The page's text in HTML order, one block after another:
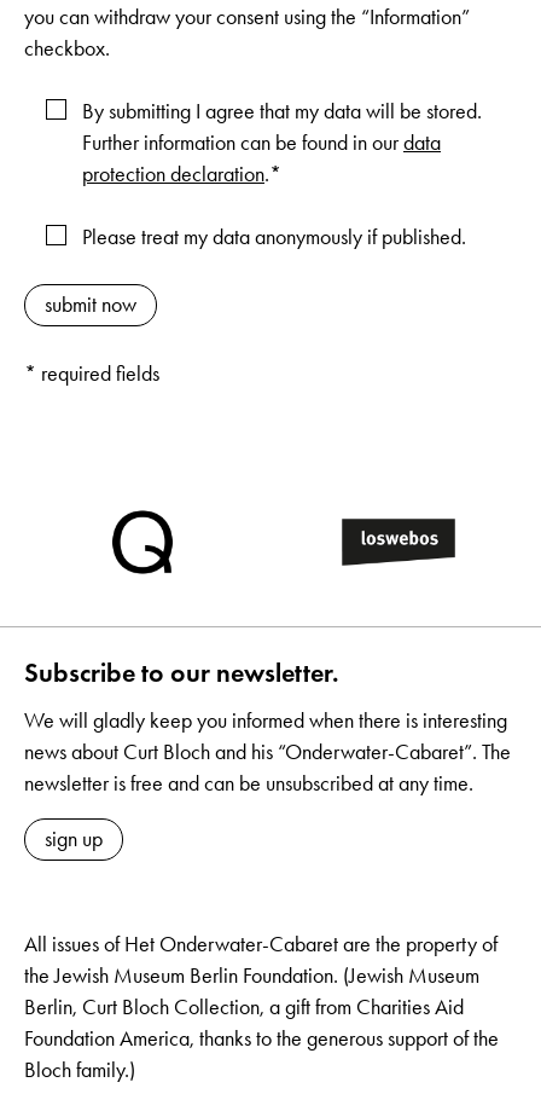
you can withdraw your consent using the “Information”
checkbox.
By submitting I agree that my data will be stored.
Further information can be found in ourdata
protection declaration.*
Please treat my data anonymously if published.
* required fields
Subscribe to our newsletter.
We will gladly keep you informed when there is interesting
news about Curt Bloch and his “Onderwater-Cabaret”. The
newsletter is free and can be unsubscribed at any time.
sign up
All issues of Het Onderwater-Cabaret are the property of
the Jewish Museum Berlin Foundation. (Jewish Museum
Berlin, Curt Bloch Collection, a gift from Charities Aid
Foundation America, thanks to the generous support of the
Bloch family.)